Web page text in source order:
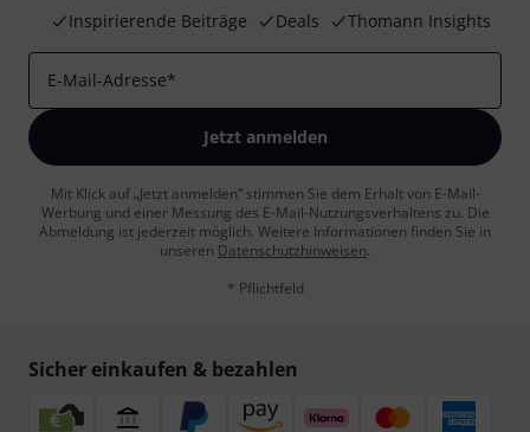
Inspirierende Beiträge
Deals Thomann Insights
E-Mail-Adresse*
Jetzt anmelden
Mit Klick auf „Jetzt anmelden“ stimmen Sie dem Erhalt von E-Mail-
Werbung und einer Messung des E-Mail-Nutzungsverhaltens zu. Die
Abmeldung ist jederzeit möglich. Weitere Informationen finden Sie in
unseren Datenschutzhinweisen.
* Pflichtfeld
Sicher einkaufen & bezahlen